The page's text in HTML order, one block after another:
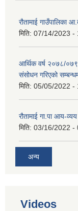
रौतामाई
मिति: 07/14/2023 -
आर्थिक वर्ष २०७८/
संसोधन गरिएको
मिति: 05/05/2022 -
रौतामाई गा.पा आय-
मिति: 03/16/2022 -
अन्य
Videos